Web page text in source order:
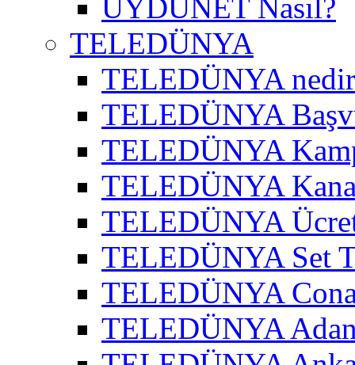
UYDUNET Nasıl?
TELEDÜNYA
TELEDÜNYA
TELEDÜNYA
TELEDÜNYA
TELEDÜNYA
TELEDÜNYA
TELEDÜNYA Set
TELEDÜNYA
TELEDÜNYA